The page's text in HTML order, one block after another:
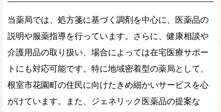
当薬局では、処方箋に基づく調剤を中心に、医薬品の
説明や服薬指導を行っています。さらに、健康相談や
介護用品の取り扱い、場合によっては在宅医療サポー
トにも対応可能です。特に地域密着型の薬局として、
根室市花園町の住民に向けたきめ細かいサービスを心
がけています。また、ジェネリック医薬品の提案な